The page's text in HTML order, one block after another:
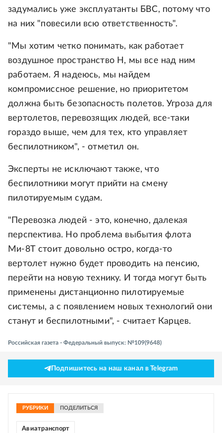
задумались уже эксплуатанты БВС, потому что
на них "повесили всю ответственность".
"Мы хотим четко понимать, как работает
воздушное пространство Н, мы все над ним
работаем. Я надеюсь, мы найдем
компромиссное решение, но приоритетом
должна быть безопасность полетов. Угроза для
вертолетов, перевозящих людей, все-таки
гораздо выше, чем для тех, кто управляет
беспилотником", - отметил он.
Эксперты не исключают также, что
беспилотники могут прийти на смену
пилотируемым судам.
"Перевозка людей - это, конечно, далекая
перспектива. Но проблема выбытия флота
Ми-8Т стоит довольно остро, когда-то
вертолет нужно будет проводить на пенсию,
перейти на новую технику. И тогда могут быть
применены дистанционно пилотируемые
системы, а с появлением новых технологий они
станут и беспилотными", - считает Карцев.
Российская газета - Федеральный выпуск: №109(9648)
Подпишитесь на наш канал в Telegram
РУБРИКИ ПОДЕЛИТЬСЯ
Авиатранспорт